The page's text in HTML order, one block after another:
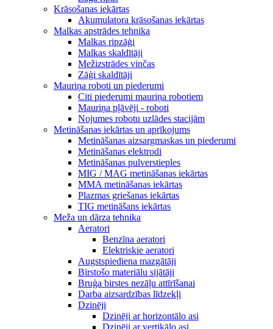
Krāsošanas iekārtas
Akumulatora krāsošanas iekārtas
Malkas apstrādes tehnika
Malkas ripzāģi
Malkas skaldītāji
Mežizstrādes vinčas
Zāģi skaldītāji
Mauriņa roboti un piederumi
Citi piederumi mauriņa robotiem
Mauriņa pļāvēji - roboti
Nojumes robotu uzlādes stacijām
Metināšanas iekārtas un aprīkojums
Metināšanas aizsargmaskas un piederumi
Metināšanas elektrodi
Metināšanas pulverstieples
MIG / MAG metināšanas iekārtas
MMA metināšanas iekārtas
Plazmas griešanas iekārtas
TIG metināšans iekārtas
Meža un dārza tehnika
Aeratori
Benzīna aeratori
Elektriskie aeratori
Augstspiediena mazgātāji
Birstošo materiālu sijātāji
Bruģa birstes nezāļu attīrīšanai
Darba aizsardzības līdzekļi
Dzinēji
Dzinēji ar horizontālo asi
Dzinēji ar vertikālo asi